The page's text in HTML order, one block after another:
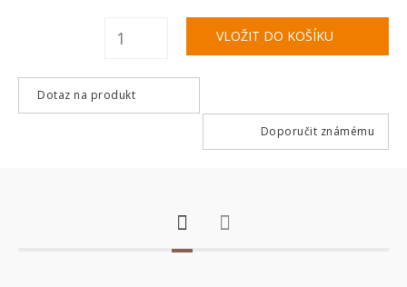
Dotaz na produkt
Doporučit známému